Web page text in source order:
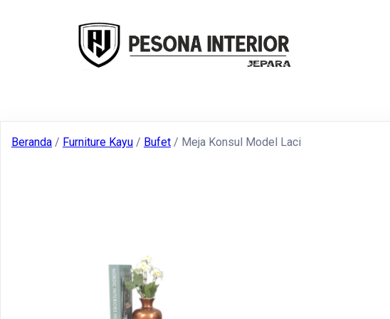
Beranda / Furniture Kayu / Bufet / Meja Konsul Model Laci